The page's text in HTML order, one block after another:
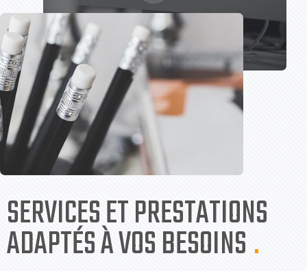
SERVICES ET PRESTATIONS
ADAPTÉS À VOS BESOINS.